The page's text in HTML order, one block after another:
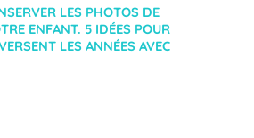
LES PHOTOS DE
ENFANT. 5 IDÉES POUR
LES ANNÉES AVEC